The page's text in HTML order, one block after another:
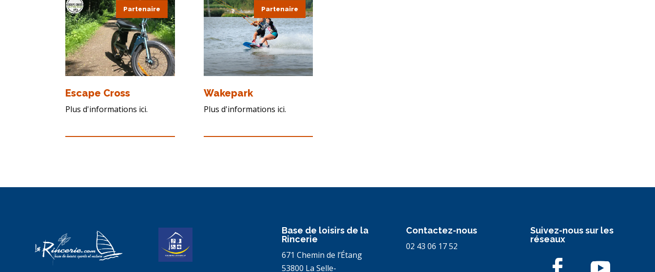
Partenaire
Escape Cross
Plus d'informations ici.
Partenaire
Wakepark
Plus d'informations ici.
Base de loisirs de la
Rincerie
671 Chemin de l’Étang
53800 La Selle-
Contactez-nous
02 43 06 17 52
Suivez-nous sur les
réseaux